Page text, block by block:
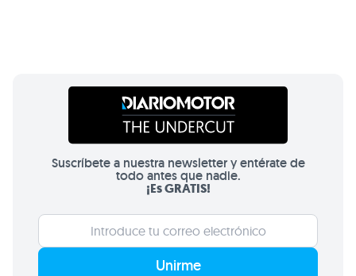
Suscríbete a nuestra newsletter y entérate de
todo antes que nadie.
¡Es GRATIS!
Unirme